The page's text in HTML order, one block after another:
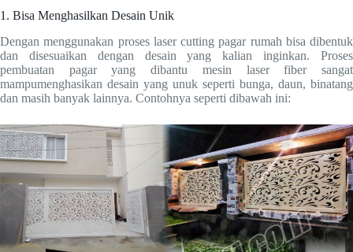
1. Bisa Menghasilkan Desain Unik
Dengan menggunakan proses laser cutting pagar rumah bisa dibentuk
dan disesuaikan dengan desain yang kalian inginkan. Proses
pembuatan pagar yang dibantu mesin laser fiber sangat
mampumenghasikan desain yang unuk seperti bunga, daun, binatang
dan masih banyak lainnya. Contohnya seperti dibawah ini: